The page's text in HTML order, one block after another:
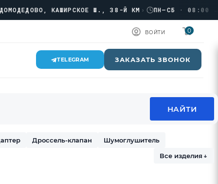
КАШИРСКОЕ Ш., 38-Й КМ › ПН–СБ · 08:00 →
ВОЙТИ 0
TELEGRAM ЗАКАЗАТЬ ЗВОНОК
Дроссель-клапан
Шумоглушитель
Все изделия ↓